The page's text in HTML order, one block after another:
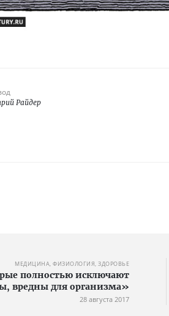
Райдер
МЕДИЦИНА, ФИЗИОЛОГИЯ, ЗДОРОВЬЕ
полностью исключают
вредны для организма»
28 августа 2017